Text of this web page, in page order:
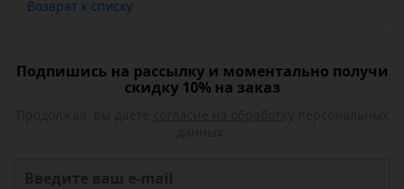
Возврат к списку
Подпишись на рассылку и моментально получи
скидку 10% на заказ